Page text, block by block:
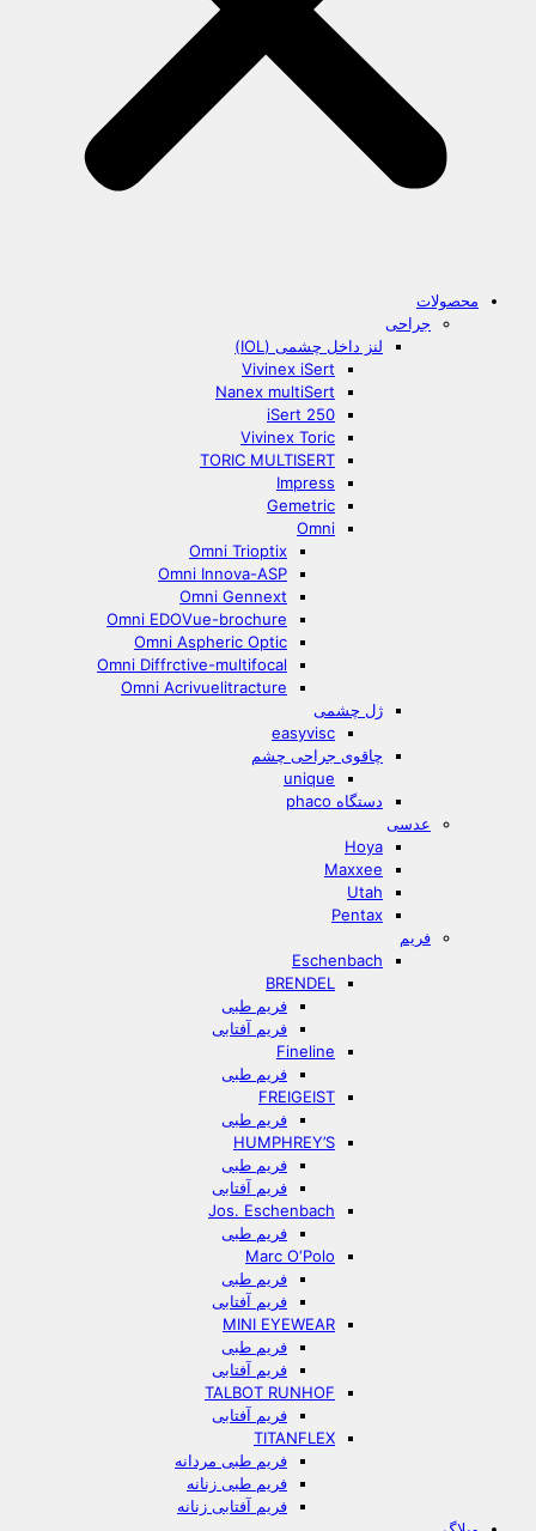
محصولات
جراحی
لنز داخل چشمی (IOL)
Vivinex iSert
Nanex multiSert
iSert 250
Vivinex Toric
TORIC MULTISERT
Impress
Gemetric
Omni
Omni Trioptix
Omni Innova-ASP
Omni Gennext
Omni EDOVue-brochure
Omni Aspheric Optic
Omni Diffrctive-multifocal
Omni Acrivuelitracture
ژل چشمی
easyvisc
چاقوی جراحی چشم
unique
دستگاه phaco
عدسی
Hoya
Maxxee
Utah
Pentax
فریم
Eschenbach
BRENDEL
فریم طبی
فریم آفتابی
Fineline
فریم طبی
FREIGEIST
فریم طبی
HUMPHREY’S
فریم طبی
فریم آفتابی
Jos. Eschenbach
فریم طبی
Marc O‘Polo
فریم طبی
فریم آفتابی
MINI EYEWEAR
فریم طبی
فریم آفتابی
TALBOT RUNHOF
فریم آفتابی
TITANFLEX
فریم طبی مردانه
فریم طبی زنانه
فریم آفتابی زنانه